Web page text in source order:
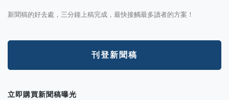
新聞稿的好去處，三分鐘上稿完成，最快接觸最多讀者的方案！
刊登新聞稿
立即購買新聞稿曝光